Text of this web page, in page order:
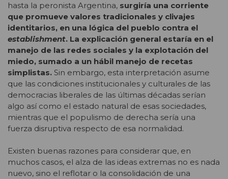
hasta la peronista Argentina, surgiría una corriente
que promueve valores tradicionales y clivajes
identitarios, en una lógica del pueblo contra el
establishment. La explicación general estaría en el
manejo de las redes sociales y la explotación del
miedo, sumado a un hábil manejo de recetas
simplistas. Sin embargo, esta interpretación asume
que las condiciones institucionales y culturales de las
democracias liberales de las últimas décadas serían
algo así como el estado natural de esas sociedades,
mientras que el populismo de derecha sería una
fuerza disruptiva respecto de esa normalidad.
Existen buenas razones para considerar que, en
muchos casos, el alza de las ideas extremas no es nada
nuevo, sino el reflotar o la consolidación de una